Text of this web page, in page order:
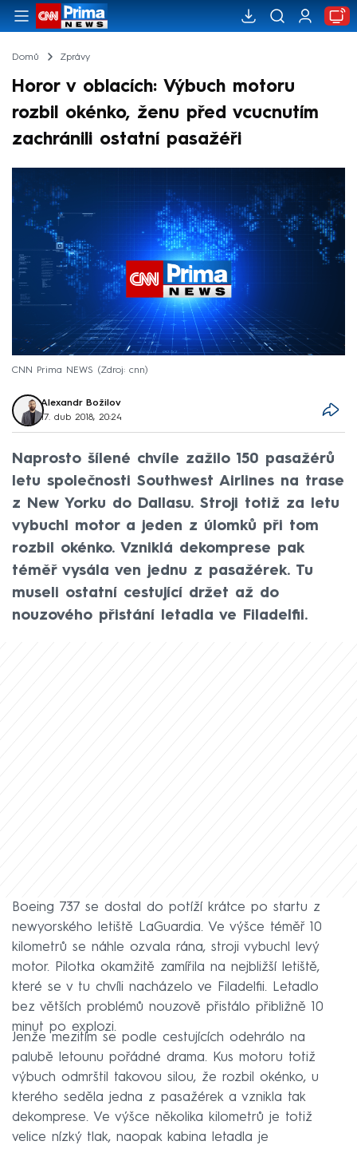
Domů Zprávy
Horor v oblacích: Výbuch motoru
rozbil okénko, ženu před vcucnutím
zachránili ostatní pasažéři
CNN Prima NEWS Zdroj: cnn
Alexandr Božilov
17. dub 2018, 20:24
Naprosto šílené chvíle zažilo 150 pasažérů
letu společnosti Southwest Airlines na trase
z New Yorku do Dallasu. Stroji totiž za letu
vybuchl motor a jeden z úlomků při tom
rozbil okénko. Vzniklá dekomprese pak
téměř vysála ven jednu z pasažérek. Tu
museli ostatní cestující držet až do
nouzového přistání letadla ve Filadelfii.
Boeing 737 se dostal do potíží krátce po startu z
newyorského letiště LaGuardia. Ve výšce téměř 10
kilometrů se náhle ozvala rána, stroji vybuchl levý
motor. Pilotka okamžitě zamířila na nejbližší letiště,
které se v tu chvíli nacházelo ve Filadelfii. Letadlo
bez větších problémů nouzově přistálo přibližně 10
minut po explozi.
Jenže mezitím se podle cestujících odehrálo na
palubě letounu pořádné drama. Kus motoru totiž
výbuch odmrštil takovou silou, že rozbil okénko, u
kterého seděla jedna z pasažérek a vznikla tak
dekomprese. Ve výšce několika kilometrů je totiž
velice nízký tlak, naopak kabina letadla je